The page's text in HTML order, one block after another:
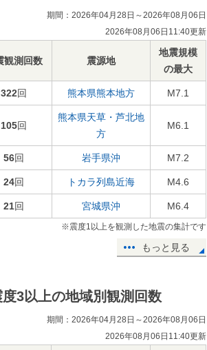
期間：2026年04月28日～2026年08月06日
2026年08月06日11:40更新
観測回数 震源地
地震規模
の最大
322回 熊本県熊本地方 M7.1
105回
熊本県天草・芦北地
方
M6.1
56回 岩手県沖 M7.2
24回 トカラ列島近海 M4.6
21回 宮城県沖 M6.4
※震度1以上を観測した地震の集計です
もっと見る
度3以上の地域別観測回数
期間：2026年04月28日～2026年08月06日
2026年08月06日11:40更新